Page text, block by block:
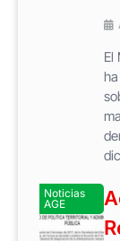
El
Noticias
AGE